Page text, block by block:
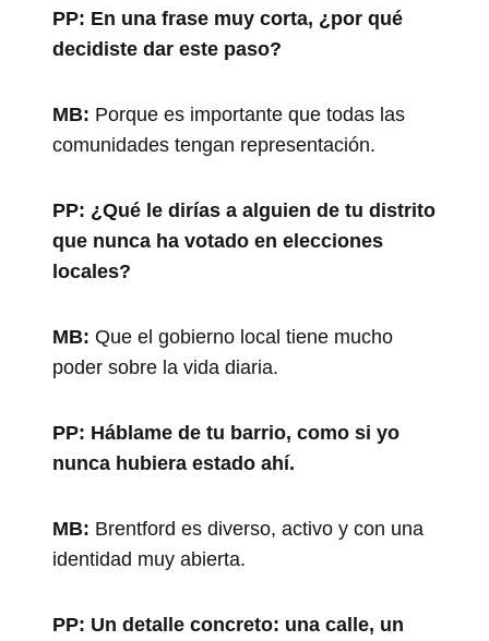
PP: En una frase muy corta, ¿por qué
decidiste dar este paso?
MB: Porque es importante que todas las
comunidades tengan representación.
PP: ¿Qué le dirías a alguien de tu distrito
que nunca ha votado en elecciones
locales?
MB: Que el gobierno local tiene mucho
poder sobre la vida diaria.
PP: Háblame de tu barrio, como si yo
nunca hubiera estado ahí.
MB: Brentford es diverso, activo y con una
identidad muy abierta.
PP: Un detalle concreto: una calle, un